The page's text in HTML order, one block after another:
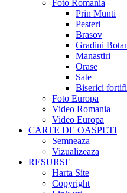
Foto Romania
Prin Munti
Pesteri
Brasov
Gradini
Manastiri
Orase
Sate
Biserici
Foto Europa
Video Romania
Video Europa
CARTE DE OASPETI
Semneaza
Vizualizeaza
RESURSE
Harta Site
Copyright